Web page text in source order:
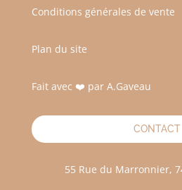
Conditions générales de vente
Plan du site
Fait avec ❤️ par A.Gaveau
CONTACT
55 Rue du Marronnier,